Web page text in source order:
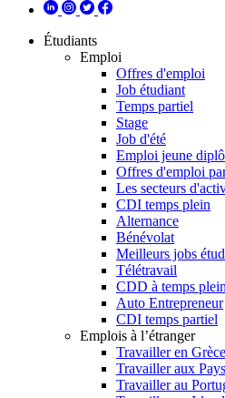
Étudiants
Emploi
Offres d'emploi
Job étudiant
Temps partiel
Stage
Job d'été
Emploi jeune
Offres d'emploi
Les secteurs
CDI temps plein
Alternance
Bénévolat
Meilleurs jobs
Télétravail
CDD à temps plein
Auto Entrepreneur
CDI temps partiel
Emplois à l’étranger
Travailler en Grèce
Travailler aux
Travailler au